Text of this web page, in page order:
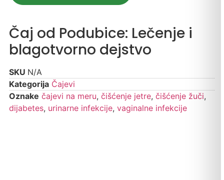
Čaj od Podubice: Lečenje i
blagotvorno dejstvo
SKU N/A
Kategorija Čajevi
Oznake čajevi na meru, čišćenje jetre, čišćenje žuči,
dijabetes, urinarne infekcije, vaginalne infekcije